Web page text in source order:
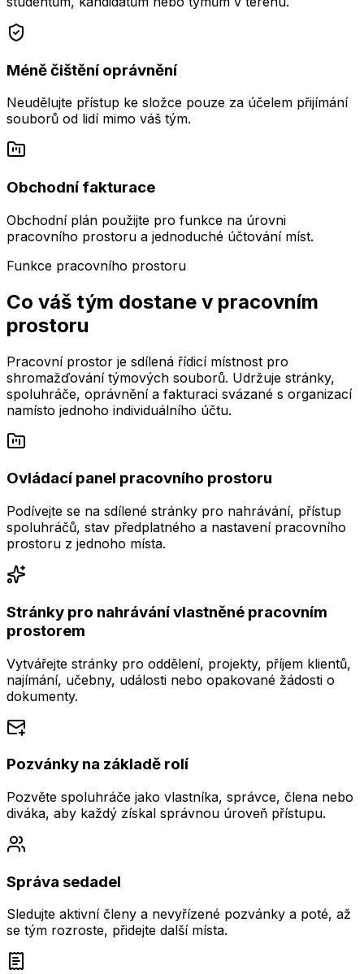
Méně čištění oprávnění
Neudělujte přístup ke složce pouze za účelem přijímání
souborů od lidí mimo váš tým.
Obchodní fakturace
Obchodní plán použijte pro funkce na úrovni
pracovního prostoru a jednoduché účtování míst.
Funkce pracovního prostoru
Co váš tým dostane v pracovním
prostoru
Pracovní prostor je sdílená řídicí místnost pro
shromažďování týmových souborů. Udržuje stránky,
spoluhráče, oprávnění a fakturaci svázané s organizací
namísto jednoho individuálního účtu.
Ovládací panel pracovního prostoru
Podívejte se na sdílené stránky pro nahrávání, přístup
spoluhráčů, stav předplatného a nastavení pracovního
prostoru z jednoho místa.
Stránky pro nahrávání vlastněné pracovním
prostorem
Vytvářejte stránky pro oddělení, projekty, příjem klientů,
najímání, učebny, události nebo opakované žádosti o
dokumenty.
Pozvánky na základě rolí
Pozvěte spoluhráče jako vlastníka, správce, člena nebo
diváka, aby každý získal správnou úroveň přístupu.
Správa sedadel
Sledujte aktivní členy a nevyřízené pozvánky a poté, až
se tým rozroste, přidejte další místa.